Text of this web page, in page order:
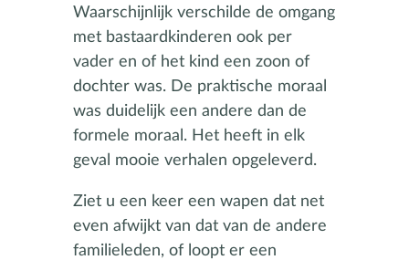
Waarschijnlijk verschilde de omgang
met bastaardkinderen ook per
vader en of het kind een zoon of
dochter was. De praktische moraal
was duidelijk een andere dan de
formele moraal. Het heeft in elk
geval mooie verhalen opgeleverd.
Ziet u een keer een wapen dat net
even afwijkt van dat van de andere
familieleden, of loopt er een